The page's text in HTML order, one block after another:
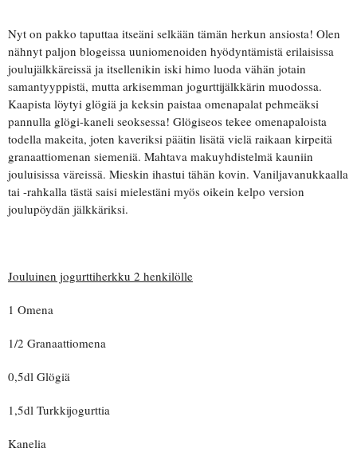
Nyt on pakko taputtaa itseäni selkään tämän herkun ansiosta! Olen
nähnyt paljon blogeissa uuniomenoiden hyödyntämistä erilaisissa
joulujälkkäreissä ja itsellenikin iski himo luoda vähän jotain
samantyyppistä, mutta arkisemman jogurttijälkkärin muodossa.
Kaapista löytyi glögiä ja keksin paistaa omenapalat pehmeäksi
pannulla glögi-kaneli seoksessa! Glögiseos tekee omenapaloista
todella makeita, joten kaveriksi päätin lisätä vielä raikaan kirpeitä
granaattiomenan siemeniä. Mahtava makuyhdistelmä kauniin
jouluisissa väreissä. Mieskin ihastui tähän kovin. Vaniljavanukkaalla
tai -rahkalla tästä saisi mielestäni myös oikein kelpo version
joulupöydän jälkkäriksi.
Jouluinen jogurttiherkku 2 henkilölle
1 Omena
1/2 Granaattiomena
0,5dl Glögiä
1,5dl Turkkijogurttia
Kanelia